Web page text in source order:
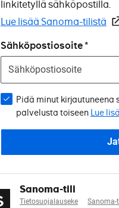
linkitetyllä sähköpostilla.
Lue lisää Sanoma-tilistä
Sähköpostiosoite
Pidä minut kirjautuneena
palvelusta toiseen Lue
Sanoma-tili
Tietosuojalauseke